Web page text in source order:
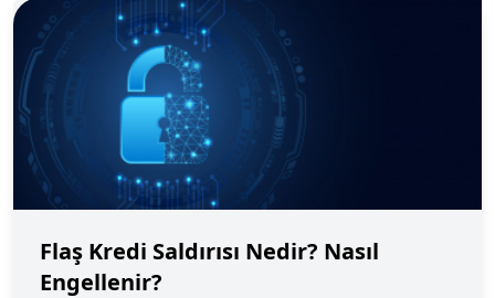
Flaş Kredi Saldırısı Nedir? Nasıl
Engellenir?